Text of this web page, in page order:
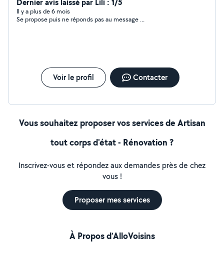
Il y a plus de 6 mois
Se propose puis ne réponds pas au message ...
Voir le profil Contacter
Vous souhaitez proposer vos services de Artisan
tout corps d'état - Rénovation ?
Inscrivez-vous et répondez aux demandes près de chez
vous !
Proposer mes services
À Propos d’AlloVoisins